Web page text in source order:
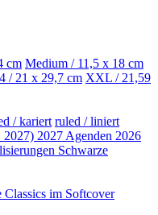
cm Medium / 11,5 x 18 cm
/ 21 x 29,7 cm XXL / 21,59
/ kariert ruled / liniert
2027) 2027 Agenden 2026
Schwarze
Classics im Softcover